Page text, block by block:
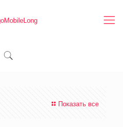
Показать все